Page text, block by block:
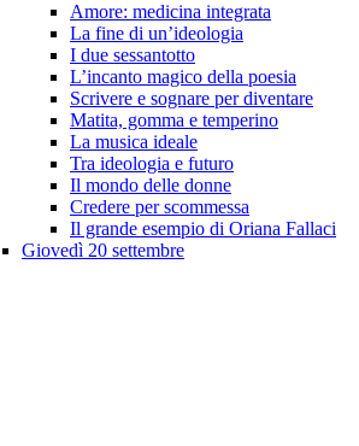
Amore: medicina integrata
La fine di un’ideologia
I due sessantotto
L’incanto magico della poesia
Scrivere e sognare per diventare
Matita, gomma e temperino
La musica ideale
Tra ideologia e futuro
Il mondo delle donne
Credere per scommessa
Il grande esempio di Oriana Fallaci
Giovedì 20 settembre